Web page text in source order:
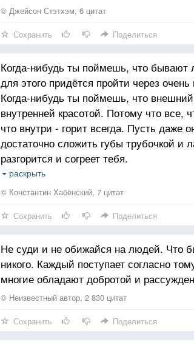
© Джейсон Стэтхэм, 6 цитат
Сохранить Поделиться
Когда-нибудь ты поймешь, что бывают
для этого придётся пройти через
Когда-нибудь ты поймешь, что
внутренней красотой. Потому что все,
что внутри - горит всегда. Пусть даже
достаточно сложить губы трубочкой и
разгорится и согреет тебя.
Когда-нибудь ты поймешь, что многие
нахватался в окружающем мире -
Когда-нибудь ты поймешь, что доброта,
проявление внутренней силы, а не
раскрыть
© Константин Хабенский, 7 цитат
Сохранить Поделиться
Не суди и не обижайся на людей. Что
никого. Каждый поступает согласно
многие обладают добротой и
© Неизвестный автор, 2 830 цитат
Сохранить Поделиться